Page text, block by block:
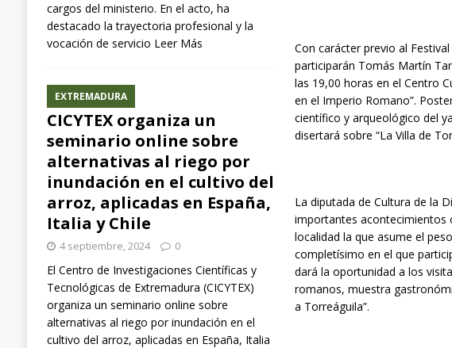
Con carácter previo al
participarán Tomás Martín
las 19,00 horas en el Centro
en el Imperio Romano”.
científico y arqueológico del
disertará sobre “La Villa de
La diputada de Cultura de la
importantes acontecimientos
localidad la que asume el
completísimo en el que
dará la oportunidad a los
romanos, muestra
a Torreáguila”.
cargos del ministerio. En el acto, ha
destacado la trayectoria profesional y la
vocación de servicio Leer Más
EXTREMADURA
CICYTEX organiza un
seminario online sobre
alternativas al riego por
inundación en el cultivo del
arroz, aplicadas en España,
Italia y Chile
4 septiembre, 2024 0
El Centro de Investigaciones Científicas y
Tecnológicas de Extremadura (CICYTEX)
organiza un seminario online sobre
alternativas al riego por inundación en el
cultivo del arroz, aplicadas en España, Italia